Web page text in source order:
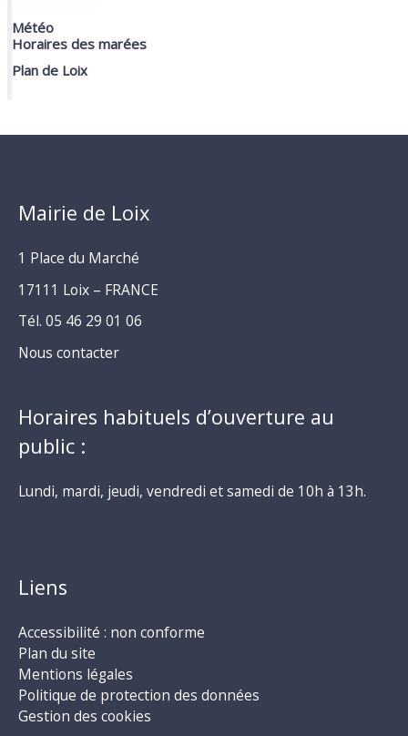
Météo
Horaires des marées
Plan de Loix
Mairie de Loix
1 Place du Marché
17111 Loix – FRANCE
Tél. 05 46 29 01 06
Nous contacter
Horaires habituels d’ouverture au
public :
Lundi, mardi, jeudi, vendredi et samedi de 10h à 13h.
Liens
Accessibilité : non conforme
Plan du site
Mentions légales
Politique de protection des données
Gestion des cookies